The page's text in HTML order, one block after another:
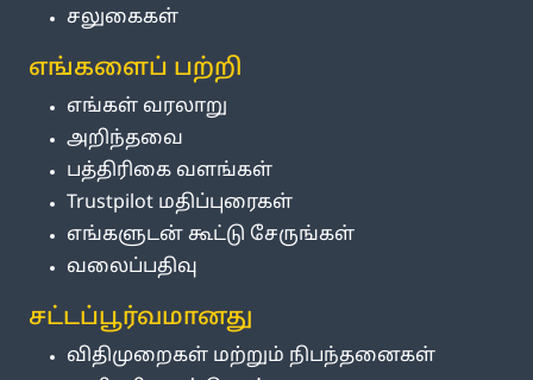
சலுகைகள்
எங்களைப் பற்றி
எங்கள் வரலாறு
அறிந்தவை
பத்திரிகை வளங்கள்
Trustpilot மதிப்புரைகள்
எங்களுடன் கூட்டு சேருங்கள்
வலைப்பதிவு
சட்டப்பூர்வமானது
விதிமுறைகள் மற்றும் நிபந்தனைகள்